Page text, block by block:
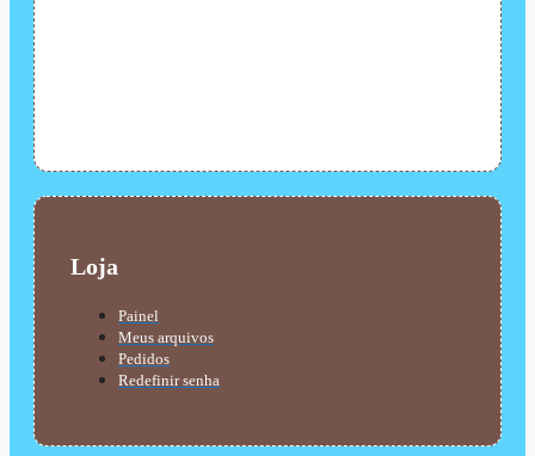
Loja
Painel
Meus arquivos
Pedidos
Redefinir senha